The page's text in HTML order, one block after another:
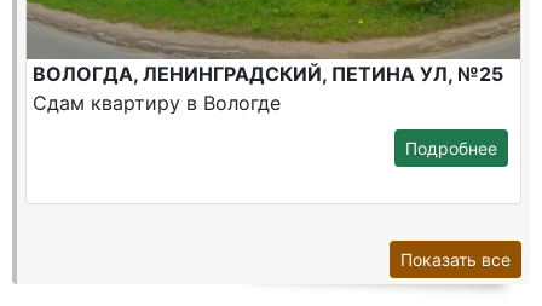
ВОЛОГДА, ЛЕНИНГРАДСКИЙ, ПЕТИНА УЛ, №25
Сдам квартиру в Вологде
Подробнее
Показать все